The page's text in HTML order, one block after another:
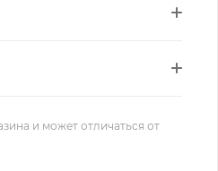
и может отличаться от